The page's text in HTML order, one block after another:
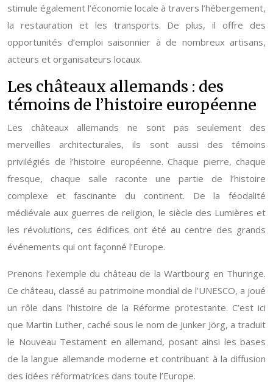
stimule également l’économie locale à travers l’hébergement,
la restauration et les transports. De plus, il offre des
opportunités d’emploi saisonnier à de nombreux artisans,
acteurs et organisateurs locaux.
Les châteaux allemands : des
témoins de l’histoire européenne
Les châteaux allemands ne sont pas seulement des
merveilles architecturales, ils sont aussi des témoins
privilégiés de l’histoire européenne. Chaque pierre, chaque
fresque, chaque salle raconte une partie de l’histoire
complexe et fascinante du continent. De la féodalité
médiévale aux guerres de religion, le siècle des Lumières et
les révolutions, ces édifices ont été au centre des grands
événements qui ont façonné l’Europe.
Prenons l’exemple du château de la Wartbourg en Thuringe.
Ce château, classé au patrimoine mondial de l’UNESCO, a joué
un rôle dans l’histoire de la Réforme protestante. C’est ici
que Martin Luther, caché sous le nom de Junker Jörg, a traduit
le Nouveau Testament en allemand, posant ainsi les bases
de la langue allemande moderne et contribuant à la diffusion
des idées réformatrices dans toute l’Europe.